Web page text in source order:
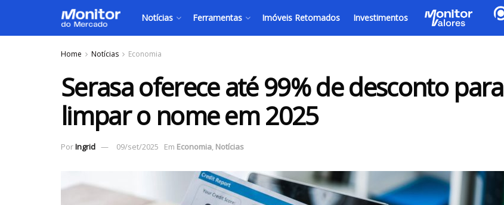
Notícias Ferramentas Imóveis Retomados Investimentos
Home Notícias Economia
Serasa oferece até 99% de desconto para
limpar o nome em 2025
PorIngrid 09/set/2025 Em Economia, Notícias